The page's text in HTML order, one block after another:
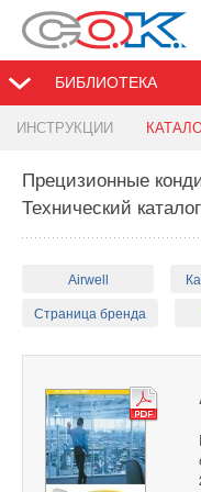
БИБЛИОТЕКА
ИНСТРУКЦИИ
Прецизионные
Технический
Airwell
Страница бренда